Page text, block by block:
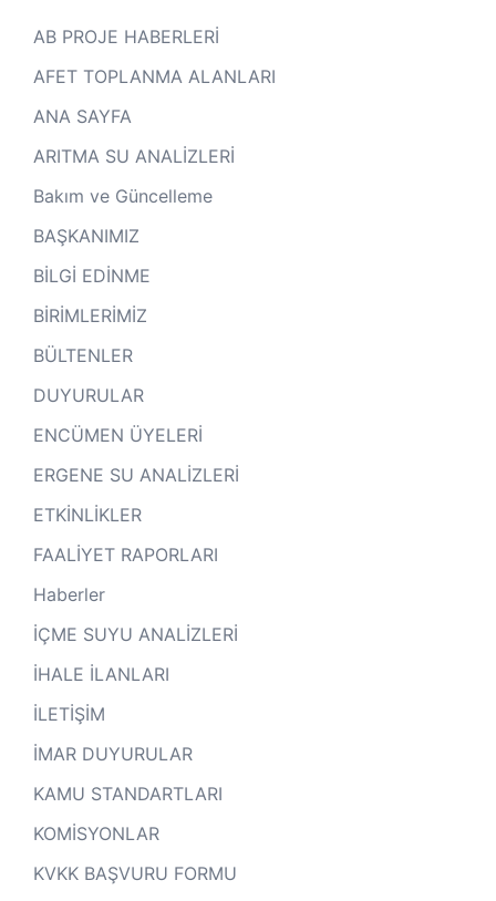
AB PROJE HABERLERİ
AFET TOPLANMA ALANLARI
ANA SAYFA
ARITMA SU ANALİZLERİ
Bakım ve Güncelleme
BAŞKANIMIZ
BİLGİ EDİNME
BİRİMLERİMİZ
BÜLTENLER
DUYURULAR
ENCÜMEN ÜYELERİ
ERGENE SU ANALİZLERİ
ETKİNLİKLER
FAALİYET RAPORLARI
Haberler
İÇME SUYU ANALİZLERİ
İHALE İLANLARI
İLETİŞİM
İMAR DUYURULAR
KAMU STANDARTLARI
KOMİSYONLAR
KVKK BAŞVURU FORMU